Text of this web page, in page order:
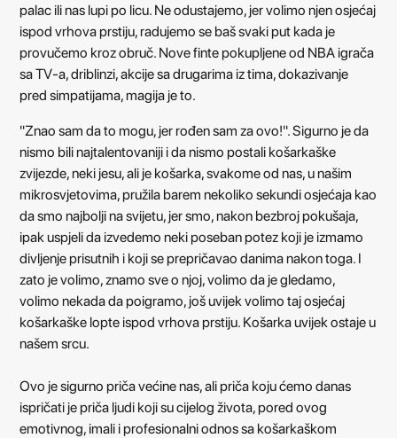
palac ili nas lupi po licu. Ne odustajemo, jer volimo njen osjećaj
ispod vrhova prstiju, radujemo se baš svaki put kada je
provučemo kroz obruč. Nove finte pokupljene od NBA igrača
sa TV-a, driblinzi, akcije sa drugarima iz tima, dokazivanje
pred simpatijama, magija je to.
''Znao sam da to mogu, jer rođen sam za ovo!''. Sigurno je da
nismo bili najtalentovaniji i da nismo postali košarkaške
zvijezde, neki jesu, ali je košarka, svakome od nas, u našim
mikrosvjetovima, pružila barem nekoliko sekundi osjećaja kao
da smo najbolji na svijetu, jer smo, nakon bezbroj pokušaja,
ipak uspjeli da izvedemo neki poseban potez koji je izmamo
divljenje prisutnih i koji se prepričavao danima nakon toga. I
zato je volimo, znamo sve o njoj, volimo da je gledamo,
volimo nekada da poigramo, još uvijek volimo taj osjećaj
košarkaške lopte ispod vrhova prstiju. Košarka uvijek ostaje u
našem srcu.
Ovo je sigurno priča većine nas, ali priča koju ćemo danas
ispričati je priča ljudi koji su cijelog života, pored ovog
emotivnog, imali i profesionalni odnos sa košarkaškom